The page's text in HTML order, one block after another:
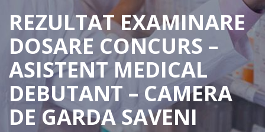
REZULTAT EXAMINARE
DOSARE CONCURS –
ASISTENT MEDICAL
DEBUTANT – CAMERA
DE GARDA SAVENI